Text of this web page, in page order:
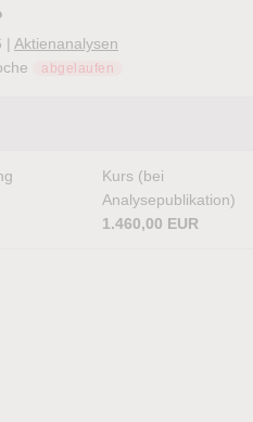
| Aktienanalysen
abgelaufen
Kurs (bei
Analysepublikation)
1.460,00 EUR